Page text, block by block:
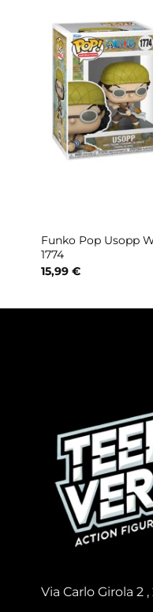
Funko Pop Usopp
1774
15,99 €
Via Carlo Girola 2